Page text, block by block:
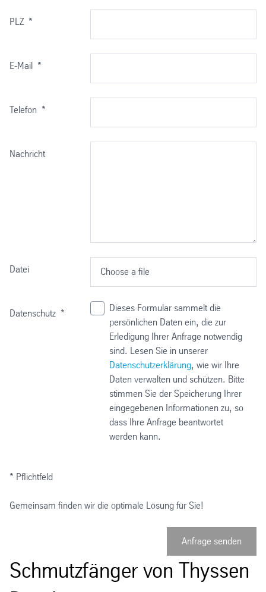
PLZ *
E-Mail *
Telefon *
Nachricht
Datei Choose a file
Datenschutz *
Dieses Formular sammelt die
persönlichen Daten ein, die zur
Erledigung Ihrer Anfrage notwendig
sind. Lesen Sie in unserer
Datenschutzerklärung, wie wir Ihre
Daten verwalten und schützen. Bitte
stimmen Sie der Speicherung Ihrer
eingegebenen Informationen zu, so
dass Ihre Anfrage beantwortet
werden kann.
* Pflichtfeld
Gemeinsam finden wir die optimale Lösung für Sie!
Anfrage senden
Schmutzfänger von Thyssen